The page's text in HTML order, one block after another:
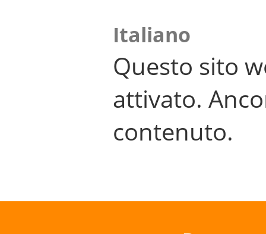
Italiano
Questo sito
attivato.
contenuto.